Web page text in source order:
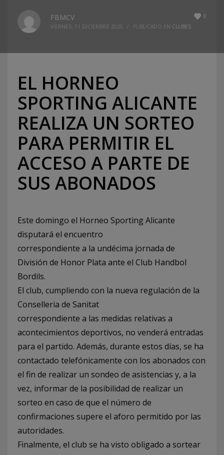
0
FBMCV
VIERNES, 11 DICIEMBRE 2020 / PUBLICADO EN CLUBES
EL HORNEO
SPORTING ALICANTE
REALIZA UN SORTEO
PARA PERMITIR EL
ACCESO A PARTE DE
SUS ABONADOS
Este domingo el Horneo Sporting Alicante
disputará el encuentro
correspondiente a la undécima jornada de
División de Honor Plata ante el Club Handbol
Bordils.
El club, cumpliendo con la nueva regulación de la
Conselleria de Sanitat
correspondiente a las medidas relativas a
acontecimientos deportivos, no venderá entradas
para el partido. Además, durante estos días, se ha
contactado telefónicamente con los abonados con
el fin de realizar un sondeo de asistencias y, a la
vez, informar de la posibilidad de realizar un
sorteo en caso de que el número de
confirmaciones supere el aforo permitido por las
autoridades.
Finalmente, el club se ha visto obligado a sortear